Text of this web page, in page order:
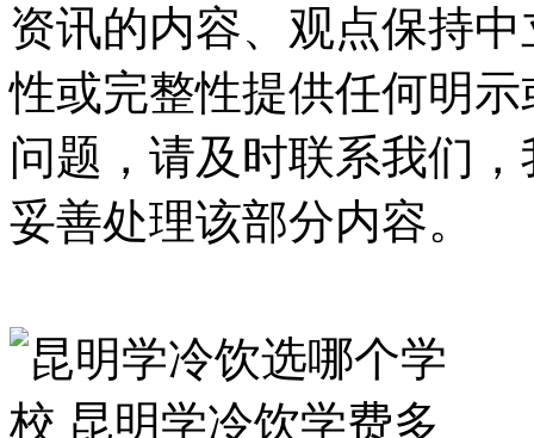
资讯的内容、观点保持
性或完整性提供任何明
问题，请及时联系我们
妥善处理该部分内容。